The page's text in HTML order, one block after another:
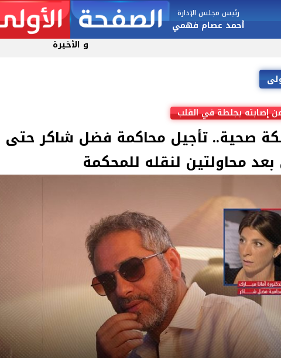
رئيس مجلس الإدارة
أحمد عصام فهمي
و الأخيرة
إصابته بجلطة في القلب
صحية.. تأجيل محاكمة فضل شاكر حتى
محاولتين لنقله للمحكمة